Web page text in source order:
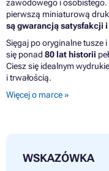
zawodowego i
pierwszą miniaturową
są gwarancją satysfakcji i
Sięgaj po oryginalne tusze
się ponad 80 lat historii
Ciesz się idealnym
i trwałością.
Więcej o marce »
WSKAZÓWKA